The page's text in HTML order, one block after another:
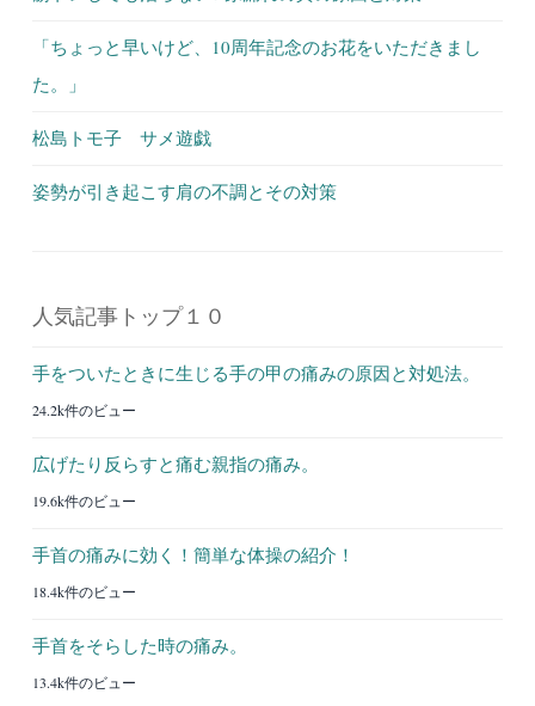
「ちょっと早いけど、10周年記念のお花をいただきまし
た。」
松島トモ子 サメ遊戯
姿勢が引き起こす肩の不調とその対策
人気記事トップ１０
手をついたときに生じる手の甲の痛みの原因と対処法。
24.2k件のビュー
広げたり反らすと痛む親指の痛み。
19.6k件のビュー
手首の痛みに効く！簡単な体操の紹介！
18.4k件のビュー
手首をそらした時の痛み。
13.4k件のビュー